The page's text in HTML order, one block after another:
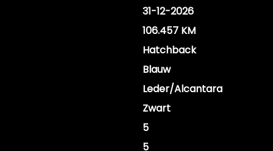
31-12-2026
106.457 KM
Hatchback
Blauw
Leder/Alcantara
Zwart
5
5